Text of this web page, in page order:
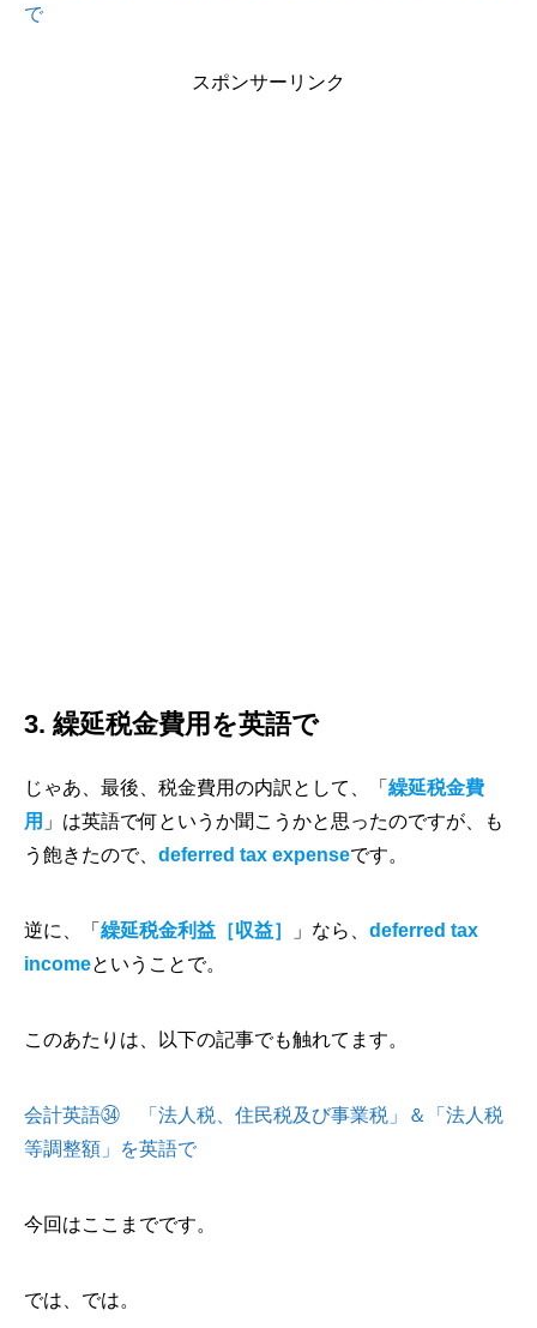
で
スポンサーリンク
3. 繰延税金費用を英語で
じゃあ、最後、税金費用の内訳として、「 繰延税金費
用 」は英語で何というか聞こうかと思ったのですが、も
う飽きたので、 deferred tax expenseです。
逆に、「 繰延税金利益［収益］ 」なら、 deferred tax
incomeということで。
このあたりは、以下の記事でも触れてます。
会計英語㉞ 「法人税、住民税及び事業税」＆「法人税
等調整額」を英語で
今回はここまでです。
では、では。